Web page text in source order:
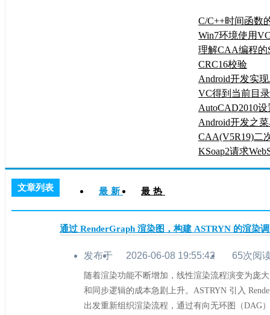
C/C++时间函数
Win7环境使用
实现鼠标钩子
理解CAA编程的
CRC16校验
Android开发实
换
VC得到当前目
序目录的方法
AutoCAD2010
Android开发之
单(Option menu)
CAA(V5R19)二
置
KSoap2请求
号码归属地查询
文章列表 最新 最热
通过 RenderGraph 渲染图，构建 ASTRYN 的渲染
发布于 2026-06-08 19:55:42 65次阅
随着渲染功能不断增加，线性渲染流程演变为庞
和同步逻辑的成本急剧上升。ASTRYN 引入
出发重新组织渲染流程，通过有向无环图（DAG